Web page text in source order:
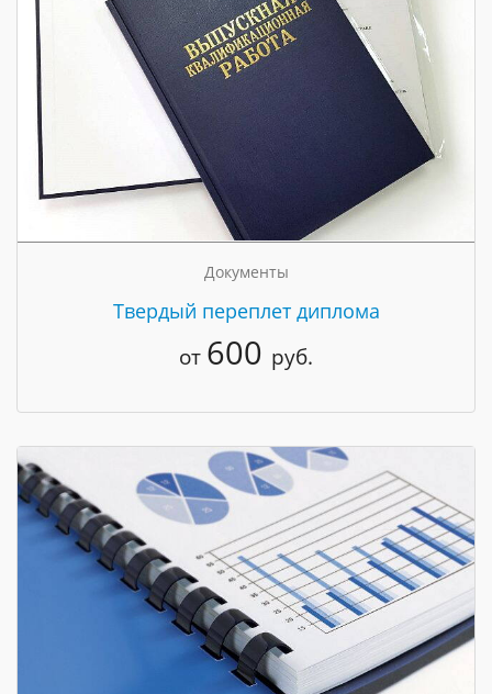
Документы
Твердый переплет диплома
от 600 руб.